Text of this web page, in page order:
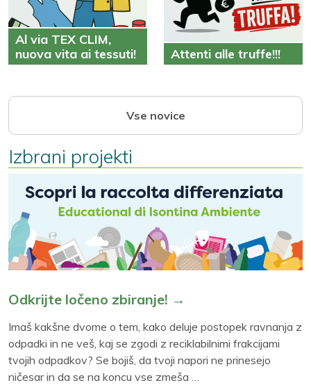
Al via TEX CLIM,
nuova vita ai tessuti!
Attenti alle truffe!!!
Vse novice
Izbrani projekti
Odkrijte ločeno zbiranje! →
Imaš kakšne dvome o tem, kako deluje postopek ravnanja z
odpadki in ne veš, kaj se zgodi z reciklabilnimi frakcijami
tvojih odpadkov? Se bojiš, da tvoji napori ne prinesejo
ničesar in da se na koncu vse zmeša …